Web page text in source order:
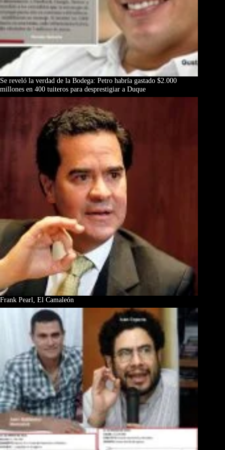
Se reveló la verdad de la Bodega: Petro habría gastado $2.000
millones en 400 tuiteros para desprestigiar a Duque
Frank Pearl, El Camaleón